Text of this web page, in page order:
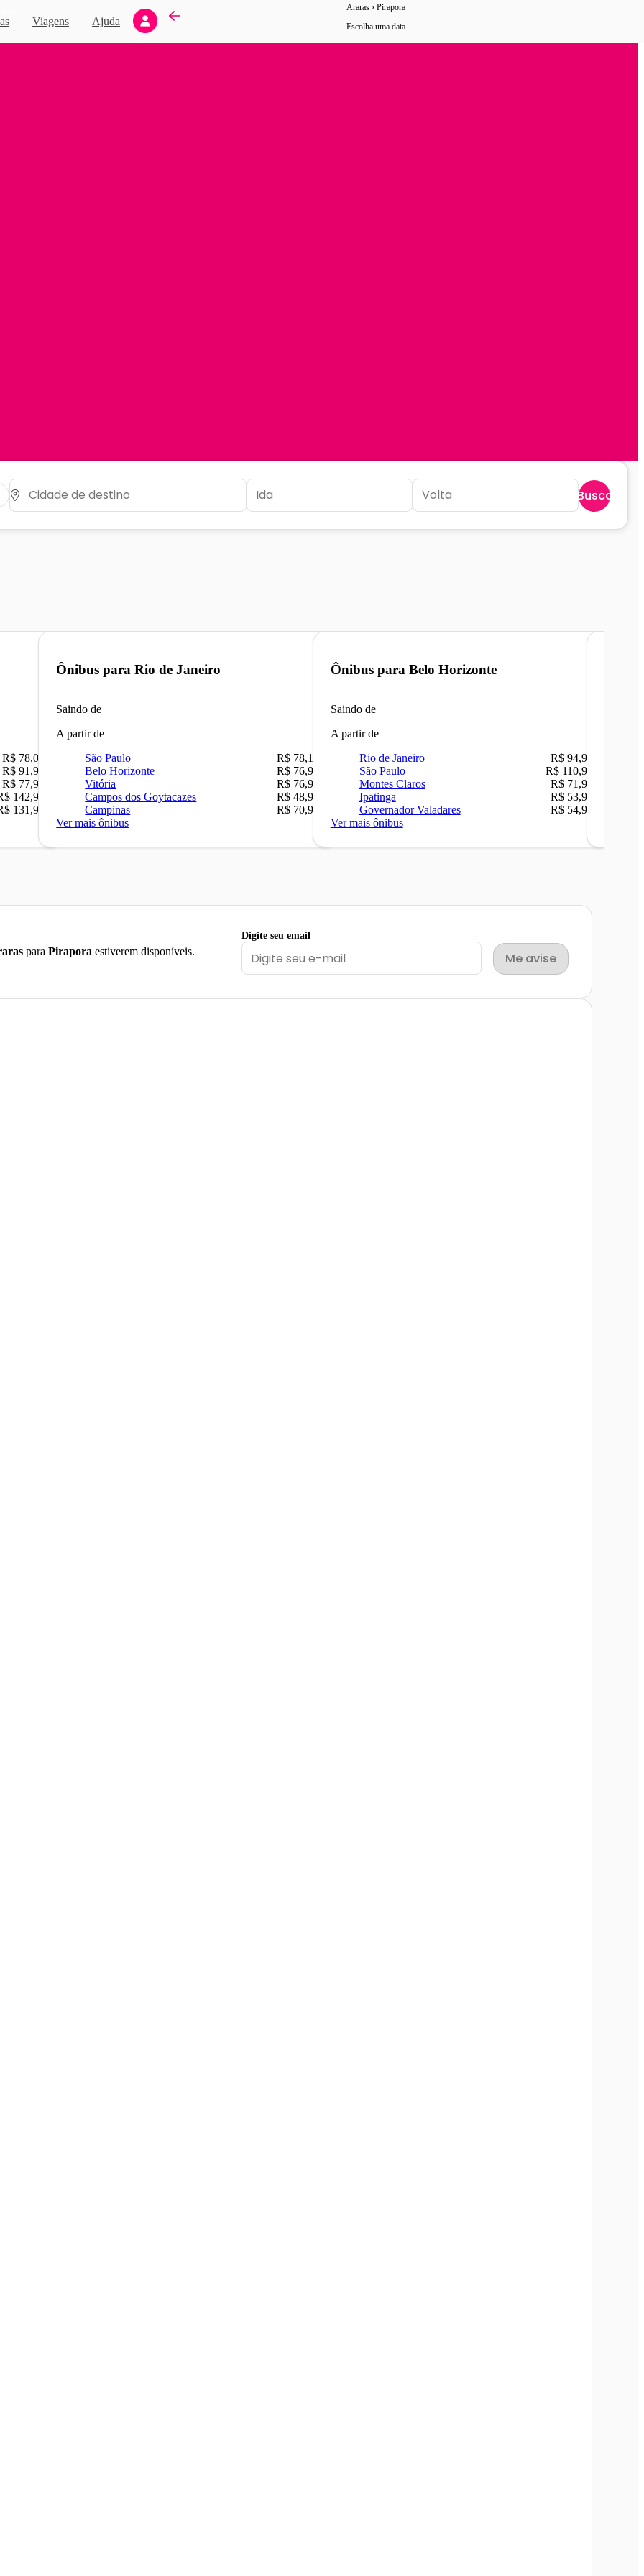
Viagens Ajuda
Araras › Pirapora
Escolha uma data
Buscar
R$ 78,02
R$ 91,90
R$ 77,90
142,90
131,90
Ônibus paraRio de Janeiro
Saindo de
A partir de
São Paulo
R$ 78,16
Belo Horizonte
R$ 76,90
Vitória
R$ 76,90
Campos dos Goytacazes
R$ 48,90
Campinas
R$ 70,90
Ver mais ônibus
Ônibus para Belo Horizonte
Saindo de
A partir de
Rio de Janeiro
R$ 94,90
São Paulo
R$ 110,90
Montes Claros
R$ 71,90
Ipatinga
R$ 53,90
Governador Valadares
R$ 54,90
Ver mais ônibus
para Pirapora estiverem disponíveis.
Digite seu email
Me avise